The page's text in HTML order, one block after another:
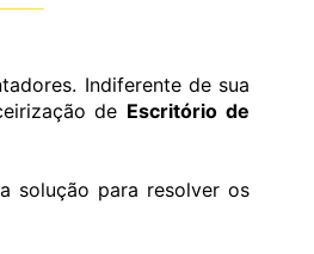
Indiferente de sua
de Escritório de
solução para resolver os